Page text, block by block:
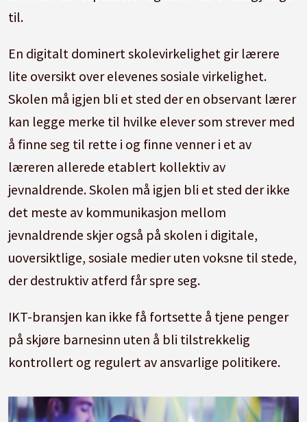
til.
En digitalt dominert skolevirkelighet gir lærere
lite oversikt over elevenes sosiale virkelighet.
Skolen må igjen bli et sted der en observant lærer
kan legge merke til hvilke elever som strever med
å finne seg til rette i og finne venner i et av
læreren allerede etablert kollektiv av
jevnaldrende. Skolen må igjen bli et sted der ikke
det meste av kommunikasjon mellom
jevnaldrende skjer også på skolen i digitale,
uoversiktlige, sosiale medier uten voksne til stede,
der destruktiv atferd får spre seg.
IKT-bransjen kan ikke få fortsette å tjene penger
på skjøre barnesinn uten å bli tilstrekkelig
kontrollert og regulert av ansvarlige politikere.